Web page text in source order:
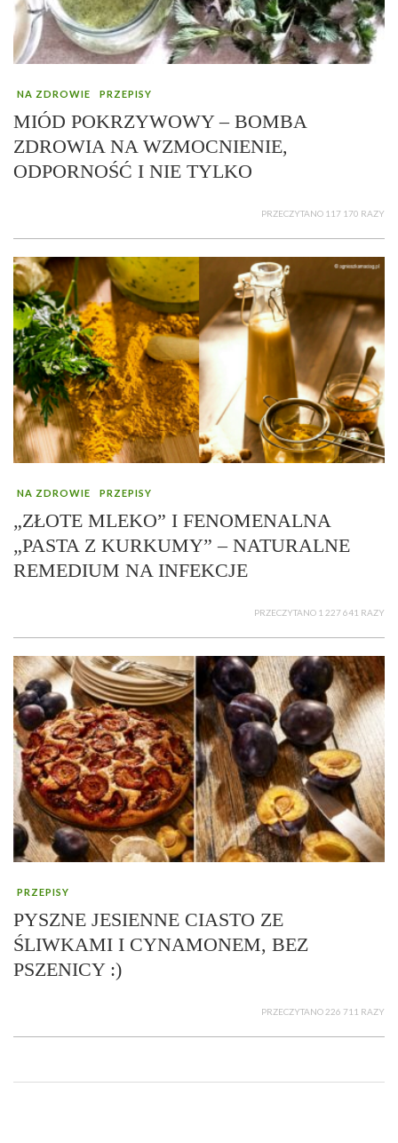
NA ZDROWIE PRZEPISY
MIÓD POKRZYWOWY – BOMBA
ZDROWIA NA WZMOCNIENIE,
ODPORNOŚĆ I NIE TYLKO
PRZECZYTANO 117 170 RAZY
NA ZDROWIE PRZEPISY
„ZŁOTE MLEKO” I FENOMENALNA
„PASTA Z KURKUMY” – NATURALNE
REMEDIUM NA INFEKCJE
PRZECZYTANO 1 227 641 RAZY
PRZEPISY
PYSZNE JESIENNE CIASTO ZE
ŚLIWKAMI I CYNAMONEM, BEZ
PSZENICY :)
PRZECZYTANO 226 711 RAZY